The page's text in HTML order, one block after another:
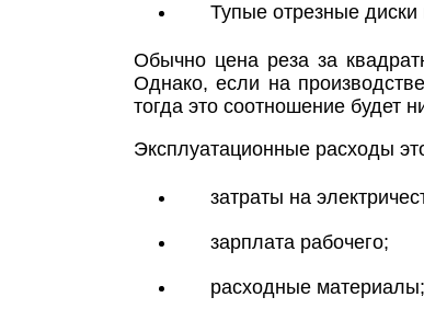
Тупые отрезные
Обычно цена реза за
Однако, если на
тогда это соотношение будет
Эксплуатационные расходы
затраты на
зарплата рабочего;
расходные материалы;